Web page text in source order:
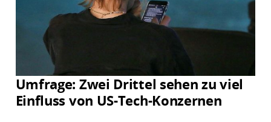
Umfrage: Zwei Drittel sehen zu viel
Einfluss von US-Tech-Konzernen